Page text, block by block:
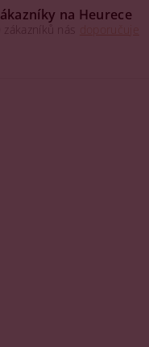
na Heurece
zákazníků nás